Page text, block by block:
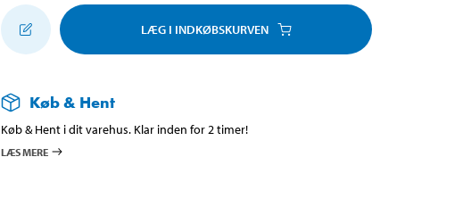
LÆG I INDKØBSKURVEN
Køb & Hent
Køb & Hent i dit varehus. Klar inden for 2 timer!
LÆS MERE